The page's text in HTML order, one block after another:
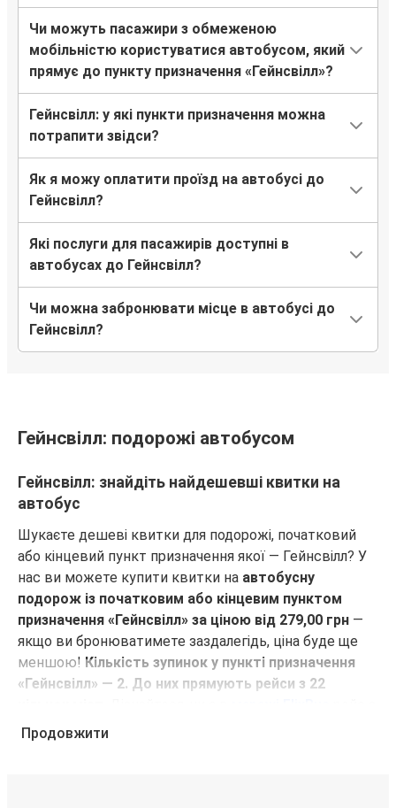
Чи можуть пасажири з обмеженою
мобільністю користуватися автобусом, який
прямує до пункту призначення «Гейнсвілл»?
Гейнсвілл: у які пункти призначення можна
потрапити звідси?
Як я можу оплатити проїзд на автобусі до
Гейнсвілл?
Які послуги для пасажирів доступні в
автобусах до Гейнсвілл?
Чи можна забронювати місце в автобусі до
Гейнсвілл?
Гейнсвілл: подорожі автобусом
Гейнсвілл: знайдіть найдешевші квитки на
автобус
Шукаєте дешеві квитки для подорожі, початковий
або кінцевий пункт призначення якої — Гейнсвілл? У
нас ви можете купити квитки на автобусну
подорож із початковим або кінцевим пунктом
призначення «Гейнсвілл» за ціною від 279,00 грн —
якщо ви бронюватимете заздалегідь, ціна буде ще
меншою! Кількість зупинок у пункті призначення
«Гейнсвілл» — 2. До них прямують рейси з 22
чи до потрібного вам міста!
Продовжити